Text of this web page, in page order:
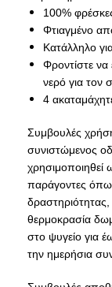
100%
Φτιαγμένο
Κατάλληλο
Φροντίστε να
νερό για τον
4
Συμβουλές
συνιστώμενος
παράγοντες
θερμοκρασία
στο ψυγείο για
την ημερήσια